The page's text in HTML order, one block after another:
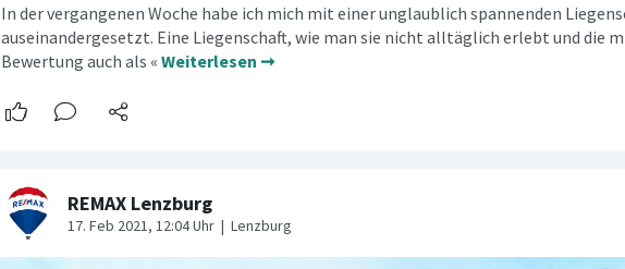
In der vergangenen Woche habe ich mich mit einer unglaublich spannenden
auseinandergesetzt. Eine Liegenschaft, wie man sie nicht alltäglich erlebt und die
Bewertung auch als « Weiterlesen ➞